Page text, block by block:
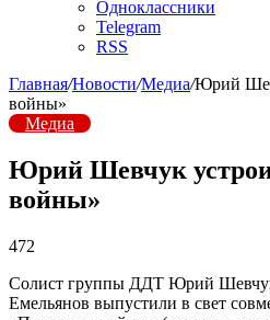
Одноклассники
Telegram
RSS
Главная/Новости/Медиа/Юрий
войны»
Медиа
Юрий Шевчук
войны»
472
Солист группы ДДТ Юрий
Емельянов выпустили в свет